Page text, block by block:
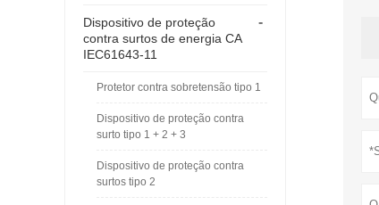
-
Dispositivo de proteção
contra surtos de energia CA
IEC61643-11
Protetor contra sobretensão tipo 1
Dispositivo de proteção contra
surto tipo 1 + 2 + 3
Dispositivo de proteção contra
surtos tipo 2